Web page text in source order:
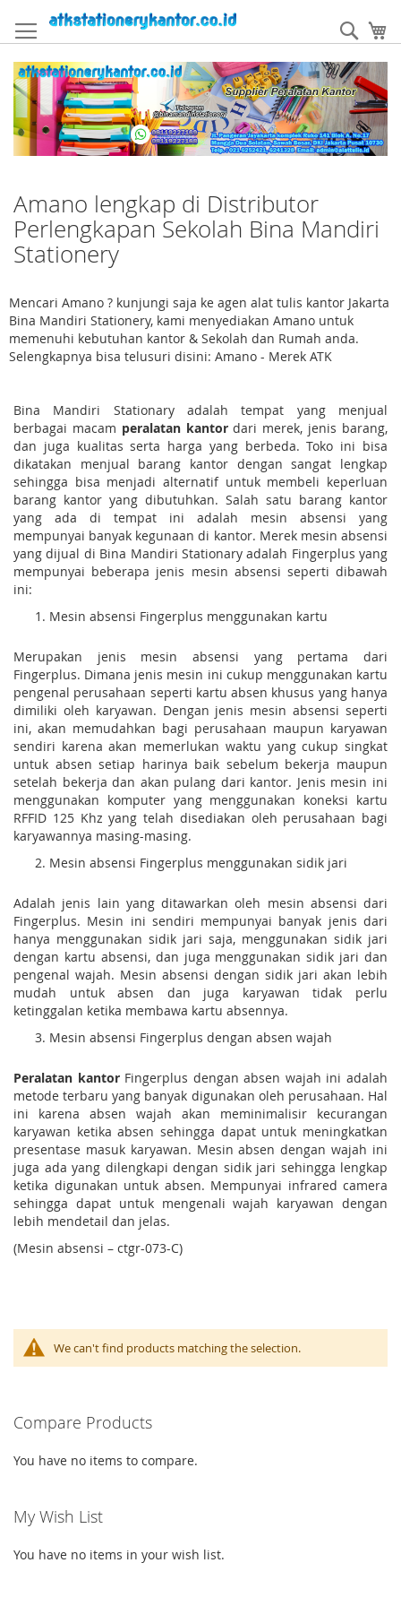
to
Content
Amano lengkap di Distributor
Perlengkapan Sekolah Bina Mandiri
Stationery
Mencari Amano ? kunjungi saja ke agen alat tulis kantor Jakarta
Bina Mandiri Stationery, kami menyediakan Amano untuk
memenuhi kebutuhan kantor & Sekolah dan Rumah anda.
Selengkapnya bisa telusuri disini: Amano - Merek ATK
Bina Mandiri Stationary adalah tempat yang menjual
berbagai macam peralatan kantordari merek, jenis barang,
dan juga kualitas serta harga yang berbeda. Toko ini bisa
dikatakan menjual barang kantor dengan sangat lengkap
sehingga bisa menjadi alternatif untuk membeli keperluan
barang kantor yang dibutuhkan. Salah satu barang kantor
yang ada di tempat ini adalah mesin absensi yang
mempunyai banyak kegunaan di kantor. Merek mesin absensi
yang dijual di Bina Mandiri Stationary adalah Fingerplus yang
mempunyai beberapa jenis mesin absensi seperti dibawah
ini:
Mesin absensi Fingerplus menggunakan kartu
Merupakan jenis mesin absensi yang pertama dari
Fingerplus. Dimana jenis mesin ini cukup menggunakan kartu
pengenal perusahaan seperti kartu absen khusus yang hanya
dimiliki oleh karyawan. Dengan jenis mesin absensi seperti
ini, akan memudahkan bagi perusahaan maupun karyawan
sendiri karena akan memerlukan waktu yang cukup singkat
untuk absen setiap harinya baik sebelum bekerja maupun
setelah bekerja dan akan pulang dari kantor. Jenis mesin ini
menggunakan komputer yang menggunakan koneksi kartu
RFFID 125 Khz yang telah disediakan oleh perusahaan bagi
karyawannya masing-masing.
Mesin absensi Fingerplus menggunakan sidik jari
Adalah jenis lain yang ditawarkan oleh mesin absensi dari
Fingerplus. Mesin ini sendiri mempunyai banyak jenis dari
hanya menggunakan sidik jari saja, menggunakan sidik jari
dengan kartu absensi, dan juga menggunakan sidik jari dan
pengenal wajah. Mesin absensi dengan sidik jari akan lebih
mudah untuk absen dan juga karyawan tidak perlu
ketinggalan ketika membawa kartu absennya.
Mesin absensi Fingerplus dengan absen wajah
Peralatan kantor Fingerplus dengan absen wajah ini adalah
metode terbaru yang banyak digunakan oleh perusahaan. Hal
ini karena absen wajah akan meminimalisir kecurangan
karyawan ketika absen sehingga dapat untuk meningkatkan
presentase masuk karyawan. Mesin absen dengan wajah ini
juga ada yang dilengkapi dengan sidik jari sehingga lengkap
ketika digunakan untuk absen. Mempunyai infrared camera
sehingga dapat untuk mengenali wajah karyawan dengan
lebih mendetail dan jelas.
(Mesin absensi – ctgr-073-C)
We can't find products matching the selection.
Compare Products
You have no items to compare.
My Wish List
You have no items in your wish list.